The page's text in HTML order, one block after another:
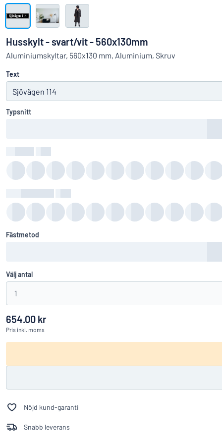
Visa alla kategorier
Logga
in
Kundservice
Privatperson / Företag
Husskylt - svart/vit - 560x130mm
Aluminiumskyltar, 560x130 mm, Aluminium, Skruv
Text
Typsnitt
Fästmetod
Välj antal
1
654.00 kr
Pris inkl. moms
Nöjd kund-garanti
Snabb leverans